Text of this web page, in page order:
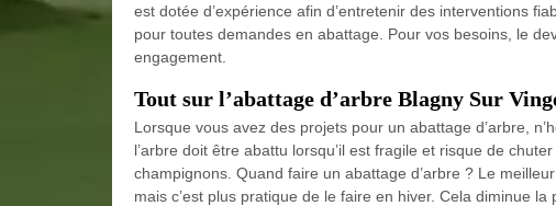
est dotée d’expérience afin d’entretenir des interventions
pour toutes demandes en abattage. Pour vos besoins, le
engagement.
Tout sur l’abattage d’arbre Blagny Sur
Lorsque vous avez des projets pour un abattage d’arbre,
l’arbre doit être abattu lorsqu’il est fragile et risque de
champignons. Quand faire un abattage d’arbre ? Le
mais c’est plus pratique de le faire en hiver. Cela diminue